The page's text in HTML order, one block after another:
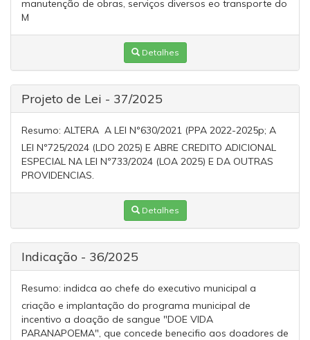
manutenção de obras, serviços diversos eo transporte do
M
Detalhes
Projeto de Lei - 37/2025
Resumo: ALTERA A LEI Nº630/2021 (PPA 2022-2025p; A
LEI Nº725/2024 (LDO 2025) E ABRE CREDITO ADICIONAL
ESPECIAL NA LEI Nº733/2024 (LOA 2025) E DA OUTRAS
PROVIDENCIAS.
Detalhes
Indicação - 36/2025
Resumo: indidca ao chefe do executivo municipal a
criação e implantação do programa municipal de
incentivo a doação de sangue "DOE VIDA
PARANAPOEMA", que concede benecifio aos doadores de